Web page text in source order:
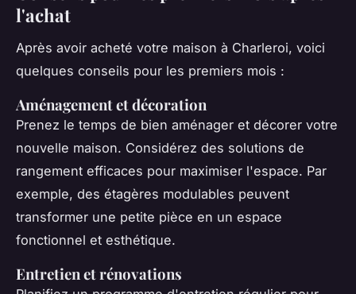
l'achat
Après avoir acheté votre maison à Charleroi, voici
quelques conseils pour les premiers mois :
Aménagement et décoration
Prenez le temps de bien aménager et décorer votre
nouvelle maison. Considérez des solutions de
rangement efficaces pour maximiser l'espace. Par
exemple, des étagères modulables peuvent
transformer une petite pièce en un espace
fonctionnel et esthétique.
Entretien et rénovations